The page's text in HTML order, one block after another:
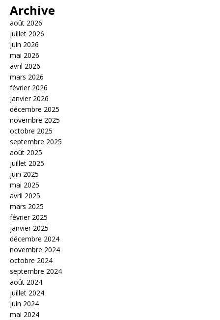
Archive
août 2026
juillet 2026
juin 2026
mai 2026
avril 2026
mars 2026
février 2026
janvier 2026
décembre 2025
novembre 2025
octobre 2025
septembre 2025
août 2025
juillet 2025
juin 2025
mai 2025
avril 2025
mars 2025
février 2025
janvier 2025
décembre 2024
novembre 2024
octobre 2024
septembre 2024
août 2024
juillet 2024
juin 2024
mai 2024